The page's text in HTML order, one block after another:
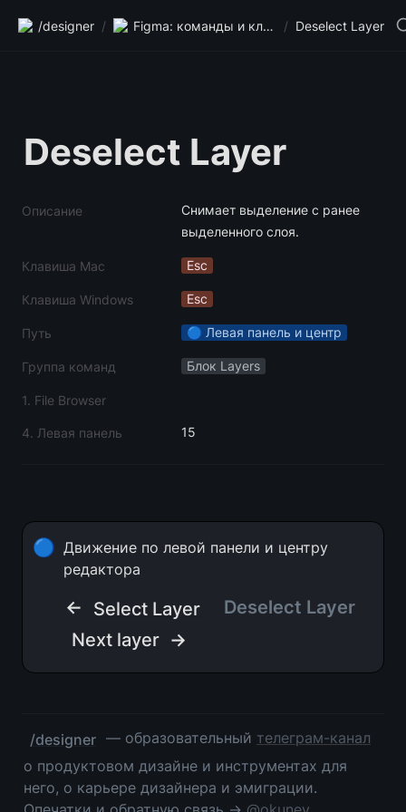
/designer / Figma: команды и клавиши / Deselect Layer
Deselect Layer
Описание
Снимает выделение с ранее
выделенного слоя.
Клавиша Mac Esc
Клавиша Windows Esc
Путь 🔵 Левая панель и центр
Группа команд Блок Layers
1. File Browser
4. Левая панель 15
🔵 Движение по левой панели и центру
редактора
← Select Layer
Deselect Layer
Next layer →
/designer — образовательный телеграм-канал
о продуктовом дизайне и инструментах для
него, о карьере дизайнера и эмиграции.